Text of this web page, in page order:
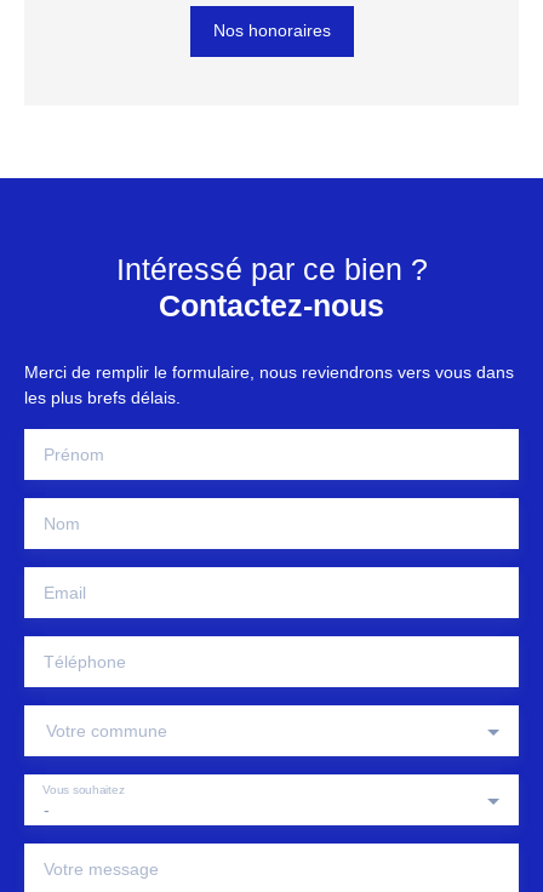
Nos honoraires
Intéressé par ce bien ?
Contactez-nous
Merci de remplir le formulaire, nous reviendrons vers vous dans
les plus brefs délais.
Prénom
Nom
Email
Téléphone
Votre commune
-
Vous souhaitez
Votre message